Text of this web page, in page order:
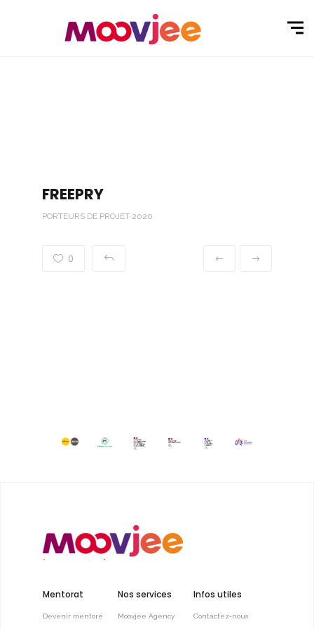
FREEPRY
PORTEURS DE PROJET 2020
0
Mentorat
Devenir mentoré
Nos services
Moovjee Agency
Infos utiles
Contactez-nous